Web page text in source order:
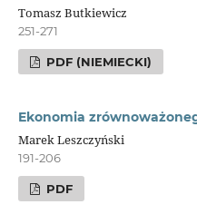
Tomasz Butkiewicz
251-271
PDF (NIEMIECKI)
Ekonomia
Marek Leszczyński
191-206
PDF